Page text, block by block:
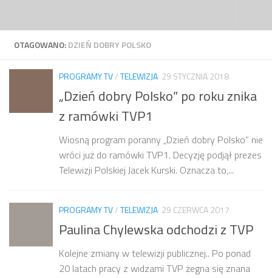
OTAGOWANO:DZIEŃ DOBRY POLSKO
PROGRAMY TV/TELEWIZJA 29 STYCZNIA 2018
„Dzień dobry Polsko” po roku znika
z ramówki TVP1
Wiosną program poranny „Dzień dobry Polsko” nie
wróci już do ramówki TVP1. Decyzję podjął prezes
Telewizji Polskiej Jacek Kurski. Oznacza to,...
PROGRAMY TV/TELEWIZJA 29 CZERWCA 2017
Paulina Chylewska odchodzi z TVP
Kolejne zmiany w telewizji publicznej.. Po ponad
20 latach pracy z widzami TVP żegna się znana